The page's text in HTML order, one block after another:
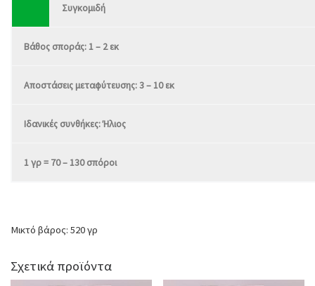
Συγκομιδή
Βάθος σποράς: 1 – 2 εκ
Αποστάσεις μεταφύτευσης: 3 – 10 εκ
Ιδανικές συνθήκες: Ήλιος
1 γρ = 70 – 130 σπόροι
Μικτό βάρος: 520 γρ
Σχετικά προϊόντα